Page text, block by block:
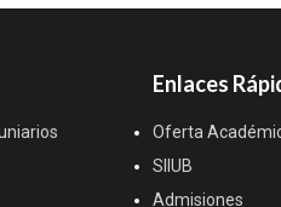
Enlaces
Oferta
SIIUB
Admisiones